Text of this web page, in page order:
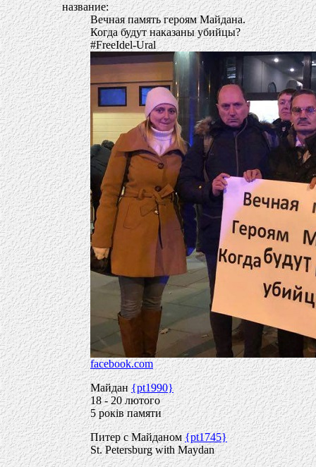
название:
Вечная память героям Майдана.
Когда будут наказаны убийцы?
#FreeIdel-Ural
facebook.com
Майдан{pt1990}
18 - 20 лютого
5 рокiв памяти
Питер с Майданом{pt1745}
St. Petersburg with Maydan